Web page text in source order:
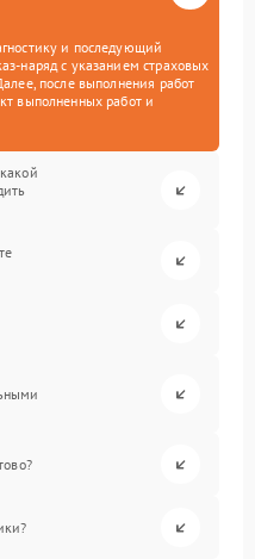
и последующий
наряд с указанием страховых
после выполнения работ
выполненных работ и